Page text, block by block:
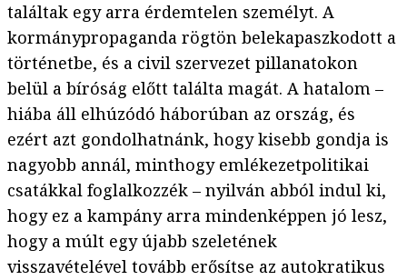
találtak egy arra érdemtelen személyt. A
kormánypropaganda rögtön belekapaszkodott a
történetbe, és a civil szervezet pillanatokon
belül a bíróság előtt találta magát. A hatalom –
hiába áll elhúzódó háborúban az ország, és
ezért azt gondolhatnánk, hogy kisebb gondja is
nagyobb annál, minthogy emlékezetpolitikai
csatákkal foglalkozzék – nyilván abból indul ki,
hogy ez a kampány arra mindenképpen jó lesz,
hogy a múlt egy újabb szeletének
visszavételével tovább erősítse az autokratikus